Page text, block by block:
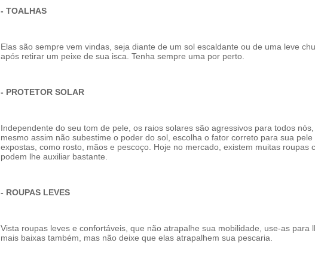
- TOALHAS
Elas são sempre vem vindas, seja diante de um sol escaldante ou de uma leve
após retirar um peixe de sua isca. Tenha sempre uma por perto.
- PROTETOR SOLAR
Independente do seu tom de pele, os raios solares são agressivos para todos
mesmo assim não subestime o poder do sol, escolha o fator correto para sua
expostas, como rosto, mãos e pescoço. Hoje no mercado, existem muitas roupas
podem lhe auxiliar bastante.
- ROUPAS LEVES
Vista roupas leves e confortáveis, que não atrapalhe sua mobilidade, use-as
mais baixas também, mas não deixe que elas atrapalhem sua pescaria.